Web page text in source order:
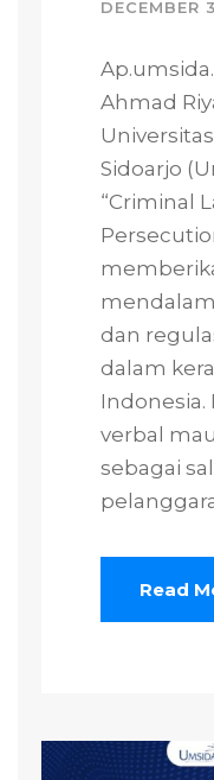
DECEMBER
Ahmad
Sidoarjo
“Criminal
dan
dalam
Indonesia.
verbal
sebagai
Read